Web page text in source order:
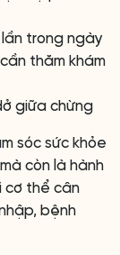
trong ngày
thăm khám
giữa chừng
sóc sức khỏe
còn là hành
cơ thể cân
bệnh